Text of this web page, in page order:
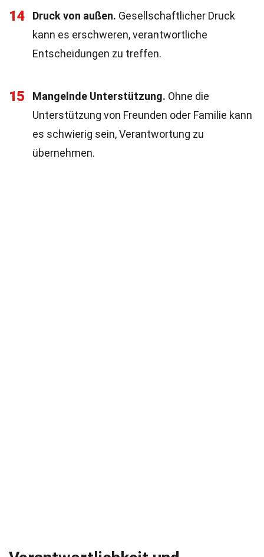
14 Druck von außen. Gesellschaftlicher Druck
kann es erschweren, verantwortliche
Entscheidungen zu treffen.
15 Mangelnde Unterstützung. Ohne die
Unterstützung von Freunden oder Familie kann
es schwierig sein, Verantwortung zu
übernehmen.